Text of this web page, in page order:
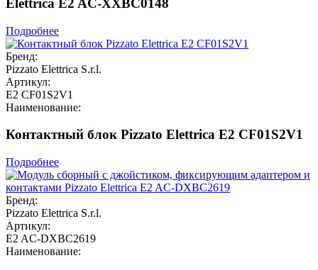
Elettrica E2 AC-XXBC0148
Подробнее
Бренд:
Pizzato Elettrica S.r.l.
Артикул:
E2 CF01S2V1
Наименование:
Контактный блок Pizzato Elettrica E2 CF01S2V1
Подробнее
Бренд:
Pizzato Elettrica S.r.l.
Артикул:
E2 AC-DXBC2619
Наименование: